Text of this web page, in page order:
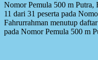
Nomor Pemula 500 m
11 dari 31 peserta pada
Fahrurrahman menutup
pada Nomor Pemula 500 m